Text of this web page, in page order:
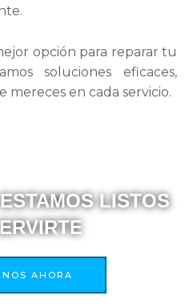
opción para reparar tu
soluciones eficaces,
en cada servicio.
LISTOS
AHORA